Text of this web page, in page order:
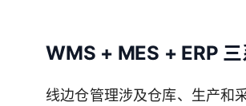
WMS + MES + ERP
线边仓管理涉及仓库、生产和